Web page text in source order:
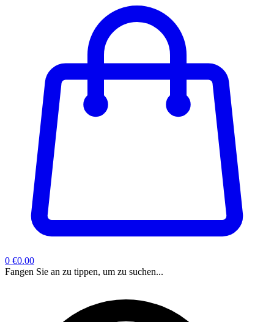
0 €0.00
Fangen Sie an zu tippen, um zu suchen...